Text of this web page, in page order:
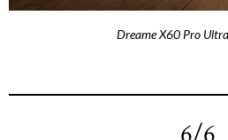
Dreame X60 Pro